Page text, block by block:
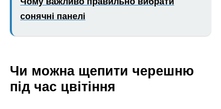
сонячні панелі
Чи можна щепити черешню
під час цвітіння